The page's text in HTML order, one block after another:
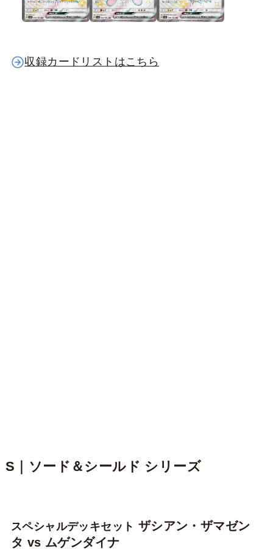
収録カードリストはこちら
S｜ソード＆シールド シリーズ
スペシャルデッキセット ザシアン・ザマゼン
タ vs ムゲンダイナ